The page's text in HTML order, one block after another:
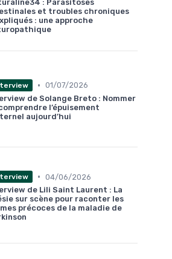
: Parasitoses
et troubles chroniques
: une approche
• 01/07/2026
de Solange Breto : Nommer
l’épuisement
aujourd’hui
• 04/06/2026
de Lili Saint Laurent : La
sur scène pour raconter les
précoces de la maladie de